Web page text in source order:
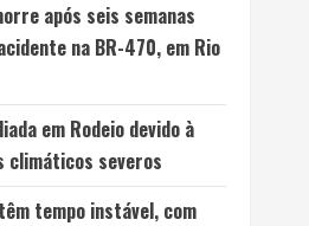
após seis semanas
na BR-470, em Rio
em Rodeio devido à
climáticos severos
tempo instável, com